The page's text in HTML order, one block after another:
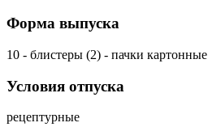
Форма выпуска
10 - блистеры (2) - пачки картонные
Условия отпуска
рецептурные